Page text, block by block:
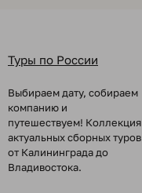
Туры по России
Выбираем дату, собираем
компанию и
путешествуем! Коллекция
актуальных сборных туров
от Калининграда до
Владивостока.